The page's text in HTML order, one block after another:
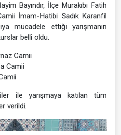
Bayındır, İlçe Murakıbı Fatih
İmam-Hatibi Sadık Karanfil
mücadele ettiği yarışmanın
belli oldu.
Camii
Camii
ile yarışmaya katılan tüm
verildi.